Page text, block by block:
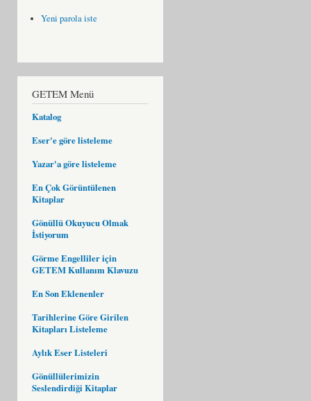
Yeni parola iste
GETEM Menü
Katalog
Eser'e göre listeleme
Yazar'a göre listeleme
En Çok Görüntülenen
Kitaplar
Gönüllü Okuyucu Olmak
İstiyorum
Görme Engelliler için
GETEM Kullanım Klavuzu
En Son Eklenenler
Tarihlerine Göre Girilen
Kitapları Listeleme
Aylık Eser Listeleri
Gönüllülerimizin
Seslendirdiği Kitaplar